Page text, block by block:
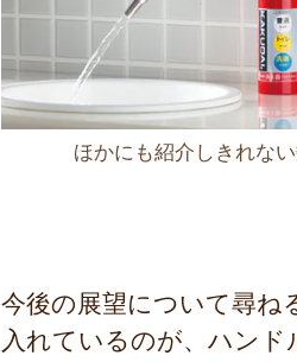
ほかにも紹介しきれな
今後の展望について尋ね
入れているのが、ハン